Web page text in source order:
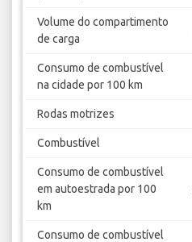
Volume do compartimento
de carga
Consumo de combustível
na cidade por 100 km
Rodas motrizes
Combustível
Consumo de combustível
em autoestrada por 100
km
Consumo de combustível